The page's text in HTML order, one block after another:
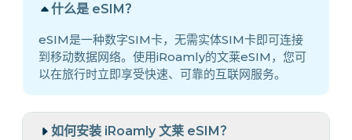
什么是 eSIM？
eSIM是一种数字SIM卡，无需实体SIM卡即可连接
到移动数据网络。使用iRoamly的文莱eSIM，您可
以在旅行时立即享受快速、可靠的互联网服务。
如何安装 iRoamly 文莱 eSIM？